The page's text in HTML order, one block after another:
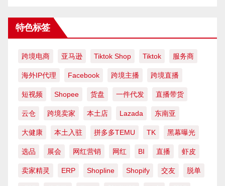
特色标签
跨境电商 亚马逊 Tiktok Shop Tiktok 服务商
海外IP代理 Facebook 跨境主播 跨境直播
短视频 Shopee 货盘 一件代发 直播带货
云仓 跨境卖家 本土店 Lazada 东南亚
大健康 本土入驻 拼多多TEMU TK 黑幕曝光
选品 展会 网红营销 网红 BI 直播 虾皮
卖家精灵 ERP Shopline Shopify 交友 脱单